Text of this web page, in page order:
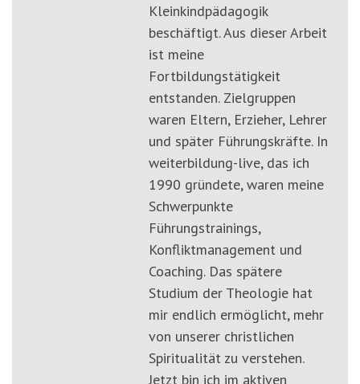
Kleinkindpädagogik
beschäftigt. Aus dieser Arbeit
ist meine
Fortbildungstätigkeit
entstanden. Zielgruppen
waren Eltern, Erzieher, Lehrer
und später Führungskräfte. In
weiterbildung-live, das ich
1990 gründete, waren meine
Schwerpunkte
Führungstrainings,
Konfliktmanagement und
Coaching. Das spätere
Studium der Theologie hat
mir endlich ermöglicht, mehr
von unserer christlichen
Spiritualität zu verstehen.
Jetzt bin ich im aktiven